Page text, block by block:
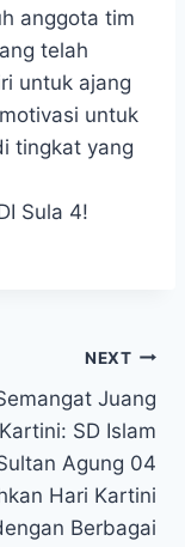
anggota tim
telah
untuk ajang
untuk
tingkat yang
Sula 4!
NEXT
Juang
Kartini: SD Islam
Agung 04
Hari Kartini
Berbagai